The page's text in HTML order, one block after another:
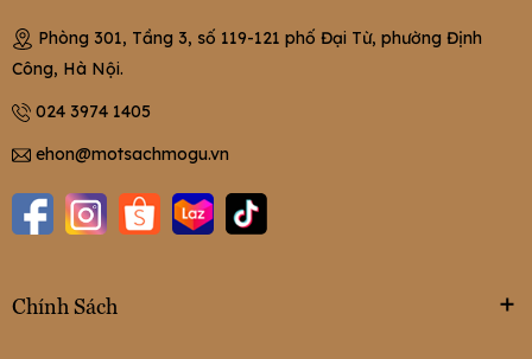
Phòng 301, Tầng 3, số 119-121 phố Đại Từ, phường Định
Công, Hà Nội.
024 3974 1405
ehon@motsachmogu.vn
Chính Sách